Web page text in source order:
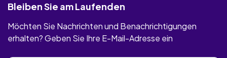
Bleiben Sie am Laufenden
Möchten Sie Nachrichten und Benachrichtigungen
erhalten? Geben Sie Ihre E-Mail-Adresse ein